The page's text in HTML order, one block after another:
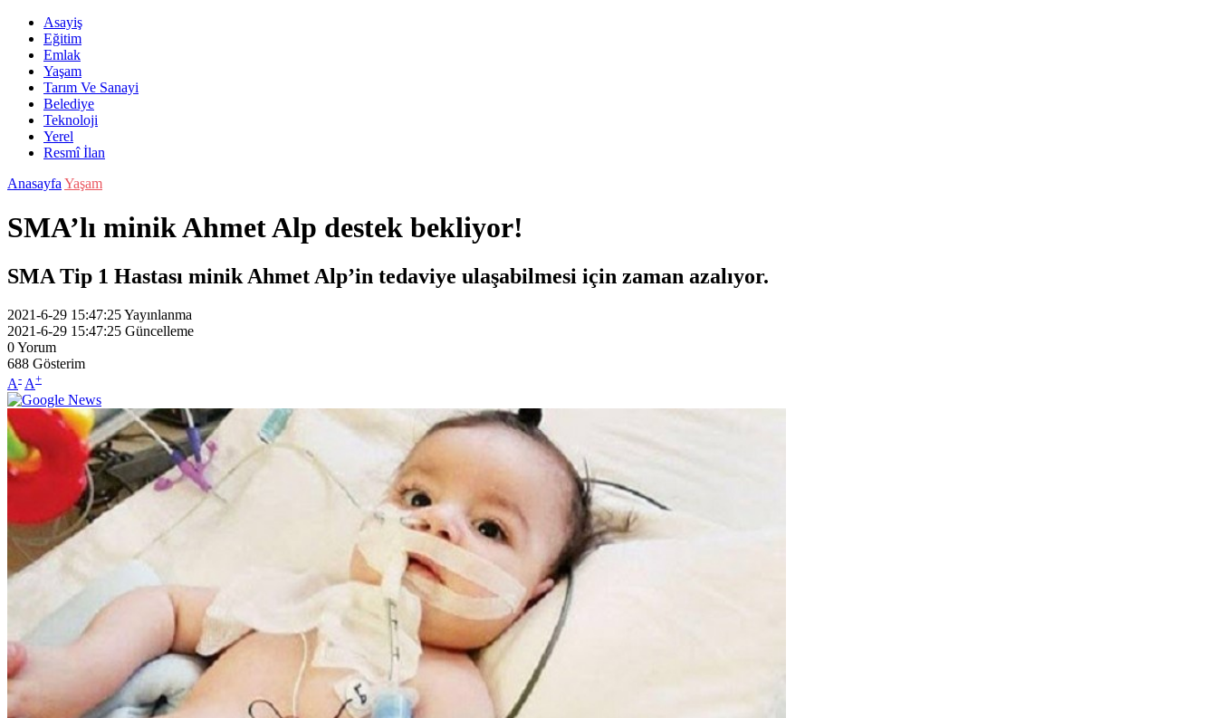
Asayiş
Eğitim
Emlak
Yaşam
Tarım Ve Sanayi
Belediye
Teknoloji
Yerel
Resmî İlan
Anasayfa Yaşam
SMA’lı minik Ahmet Alp destek bekliyor!
SMA Tip 1 Hastası minik Ahmet Alp’in tedaviye ulaşabilmesi için zaman azalıyor.
2021-6-29 15:47:25Yayınlanma
2021-6-29 15:47:25 Güncelleme
0Yorum
688 Gösterim
A- A+